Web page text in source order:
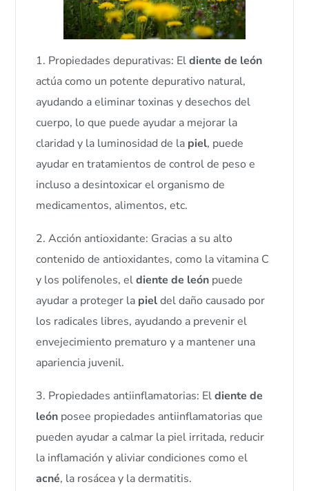
1. Propiedades depurativas: Eldiente de león
actúa como un potente depurativo natural,
ayudando a eliminar toxinas y desechos del
cuerpo, lo que puede ayudar a mejorar la
claridad y la luminosidad de la piel, puede
ayudar en tratamientos de control de peso e
incluso a desintoxicar el organismo de
medicamentos, alimentos, etc.
2. Acción antioxidante: Gracias a su alto
contenido de antioxidantes, como la vitamina C
y los polifenoles, eldiente de león puede
ayudar a proteger la pieldel daño causado por
los radicales libres, ayudando a prevenir el
envejecimiento prematuro y a mantener una
apariencia juvenil.
3. Propiedades antiinflamatorias: Eldiente de
león posee propiedades antiinflamatorias que
pueden ayudar a calmar la piel irritada, reducir
la inflamación y aliviar condiciones como el
acné, la rosácea y la dermatitis.